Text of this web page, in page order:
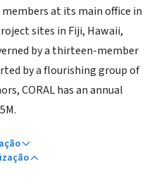
members at its main office in
sites in Fiji, Hawaii,
by a thirteen-member
by a flourishing group of
CORAL has an annual